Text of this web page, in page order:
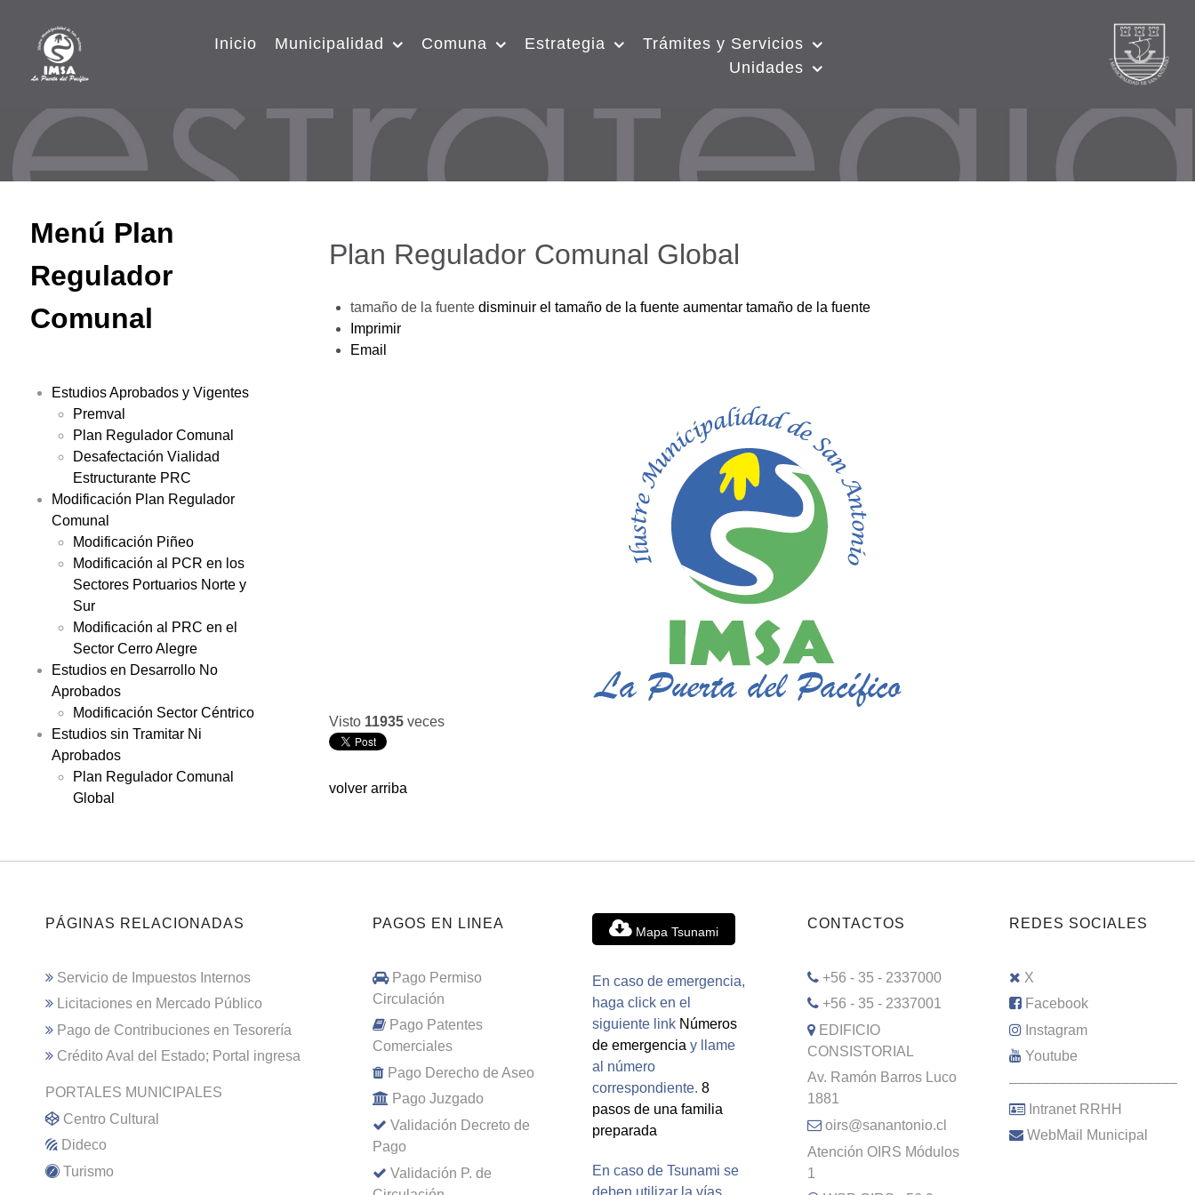
Inicio Municipalidad Comuna Estrategia
Trámites y Servicios
Unidades
Menú Plan
Regulador
Comunal
Estudios Aprobados y Vigentes
Premval
Plan Regulador Comunal
Desafectación Vialidad
Estructurante PRC
Modificación Plan Regulador
Comunal
Modificación Piñeo
Modificación al PCR en los
Sectores Portuarios Norte y
Sur
Modificación al PRC en el
Sector Cerro Alegre
Estudios en Desarrollo No
Aprobados
Modificación Sector Céntrico
Estudios sin Tramitar Ni
Aprobados
Plan Regulador Comunal
Global
Plan Regulador Comunal Global
tamaño de la fuente disminuir el tamaño de la fuente aumentar tamaño de la fuente
Imprimir
Email
Visto 11935 veces
volver arriba
PÁGINAS RELACIONADAS
Servicio de Impuestos Internos
Licitaciones en Mercado Público
Pago de Contribuciones en Tesorería
Crédito Aval del Estado; Portal ingresa
PORTALES MUNICIPALES
Centro Cultural
Dideco
Turismo
PAGOS EN LINEA
Pago Permiso
Circulación
Pago Patentes
Comerciales
Pago Derecho de Aseo
Pago Juzgado
Validación Decreto de
Pago
Validación P. de
Mapa Tsunami
En caso de emergencia,
haga click en el
siguiente link Números
de emergencia y llame
al número
correspondiente. 8
pasos de una familia
preparada
En caso de Tsunami se
deben utilizar la vías
CONTACTOS
+56 - 35 - 2337000
+56 - 35 - 2337001
EDIFICIO
CONSISTORIAL
Av. Ramón Barros Luco
1881
oirs@sanantonio.cl
Atención OIRS Módulos
1
REDES SOCIALES
X
Facebook
Instagram
Youtube
–––––––––––––––––––––
Intranet RRHH
WebMail Municipal